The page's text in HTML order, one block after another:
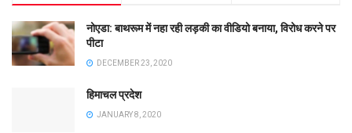
नोएडा: बाथरूम में नहा रही लड़की का वीडियो बनाया, विरोध करने पर
पीटा
DECEMBER 23, 2020
हिमाचल प्रदेश
JANUARY 8, 2020